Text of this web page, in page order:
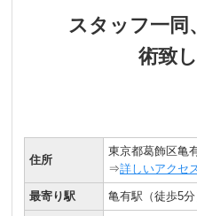
スタッフ一同
術致
住所
東京都葛飾区亀
⇒詳しいアクセ
最寄り駅 亀有駅（徒歩5分